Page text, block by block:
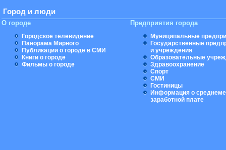
Город и люди
О городе
Городское телевидение
Панорама Мирного
Публикации о городе в СМИ
Книги о городе
Фильмы о городе
Предприятия города
Муниципальные
Государственные
и учреждения
Образовательные
Здравоохранение
Спорт
СМИ
Гостиницы
Информация о
заработной плате